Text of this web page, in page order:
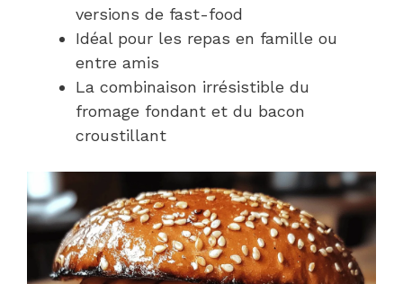
versions de fast-food
Idéal pour les repas en famille ou
entre amis
La combinaison irrésistible du
fromage fondant et du bacon
croustillant